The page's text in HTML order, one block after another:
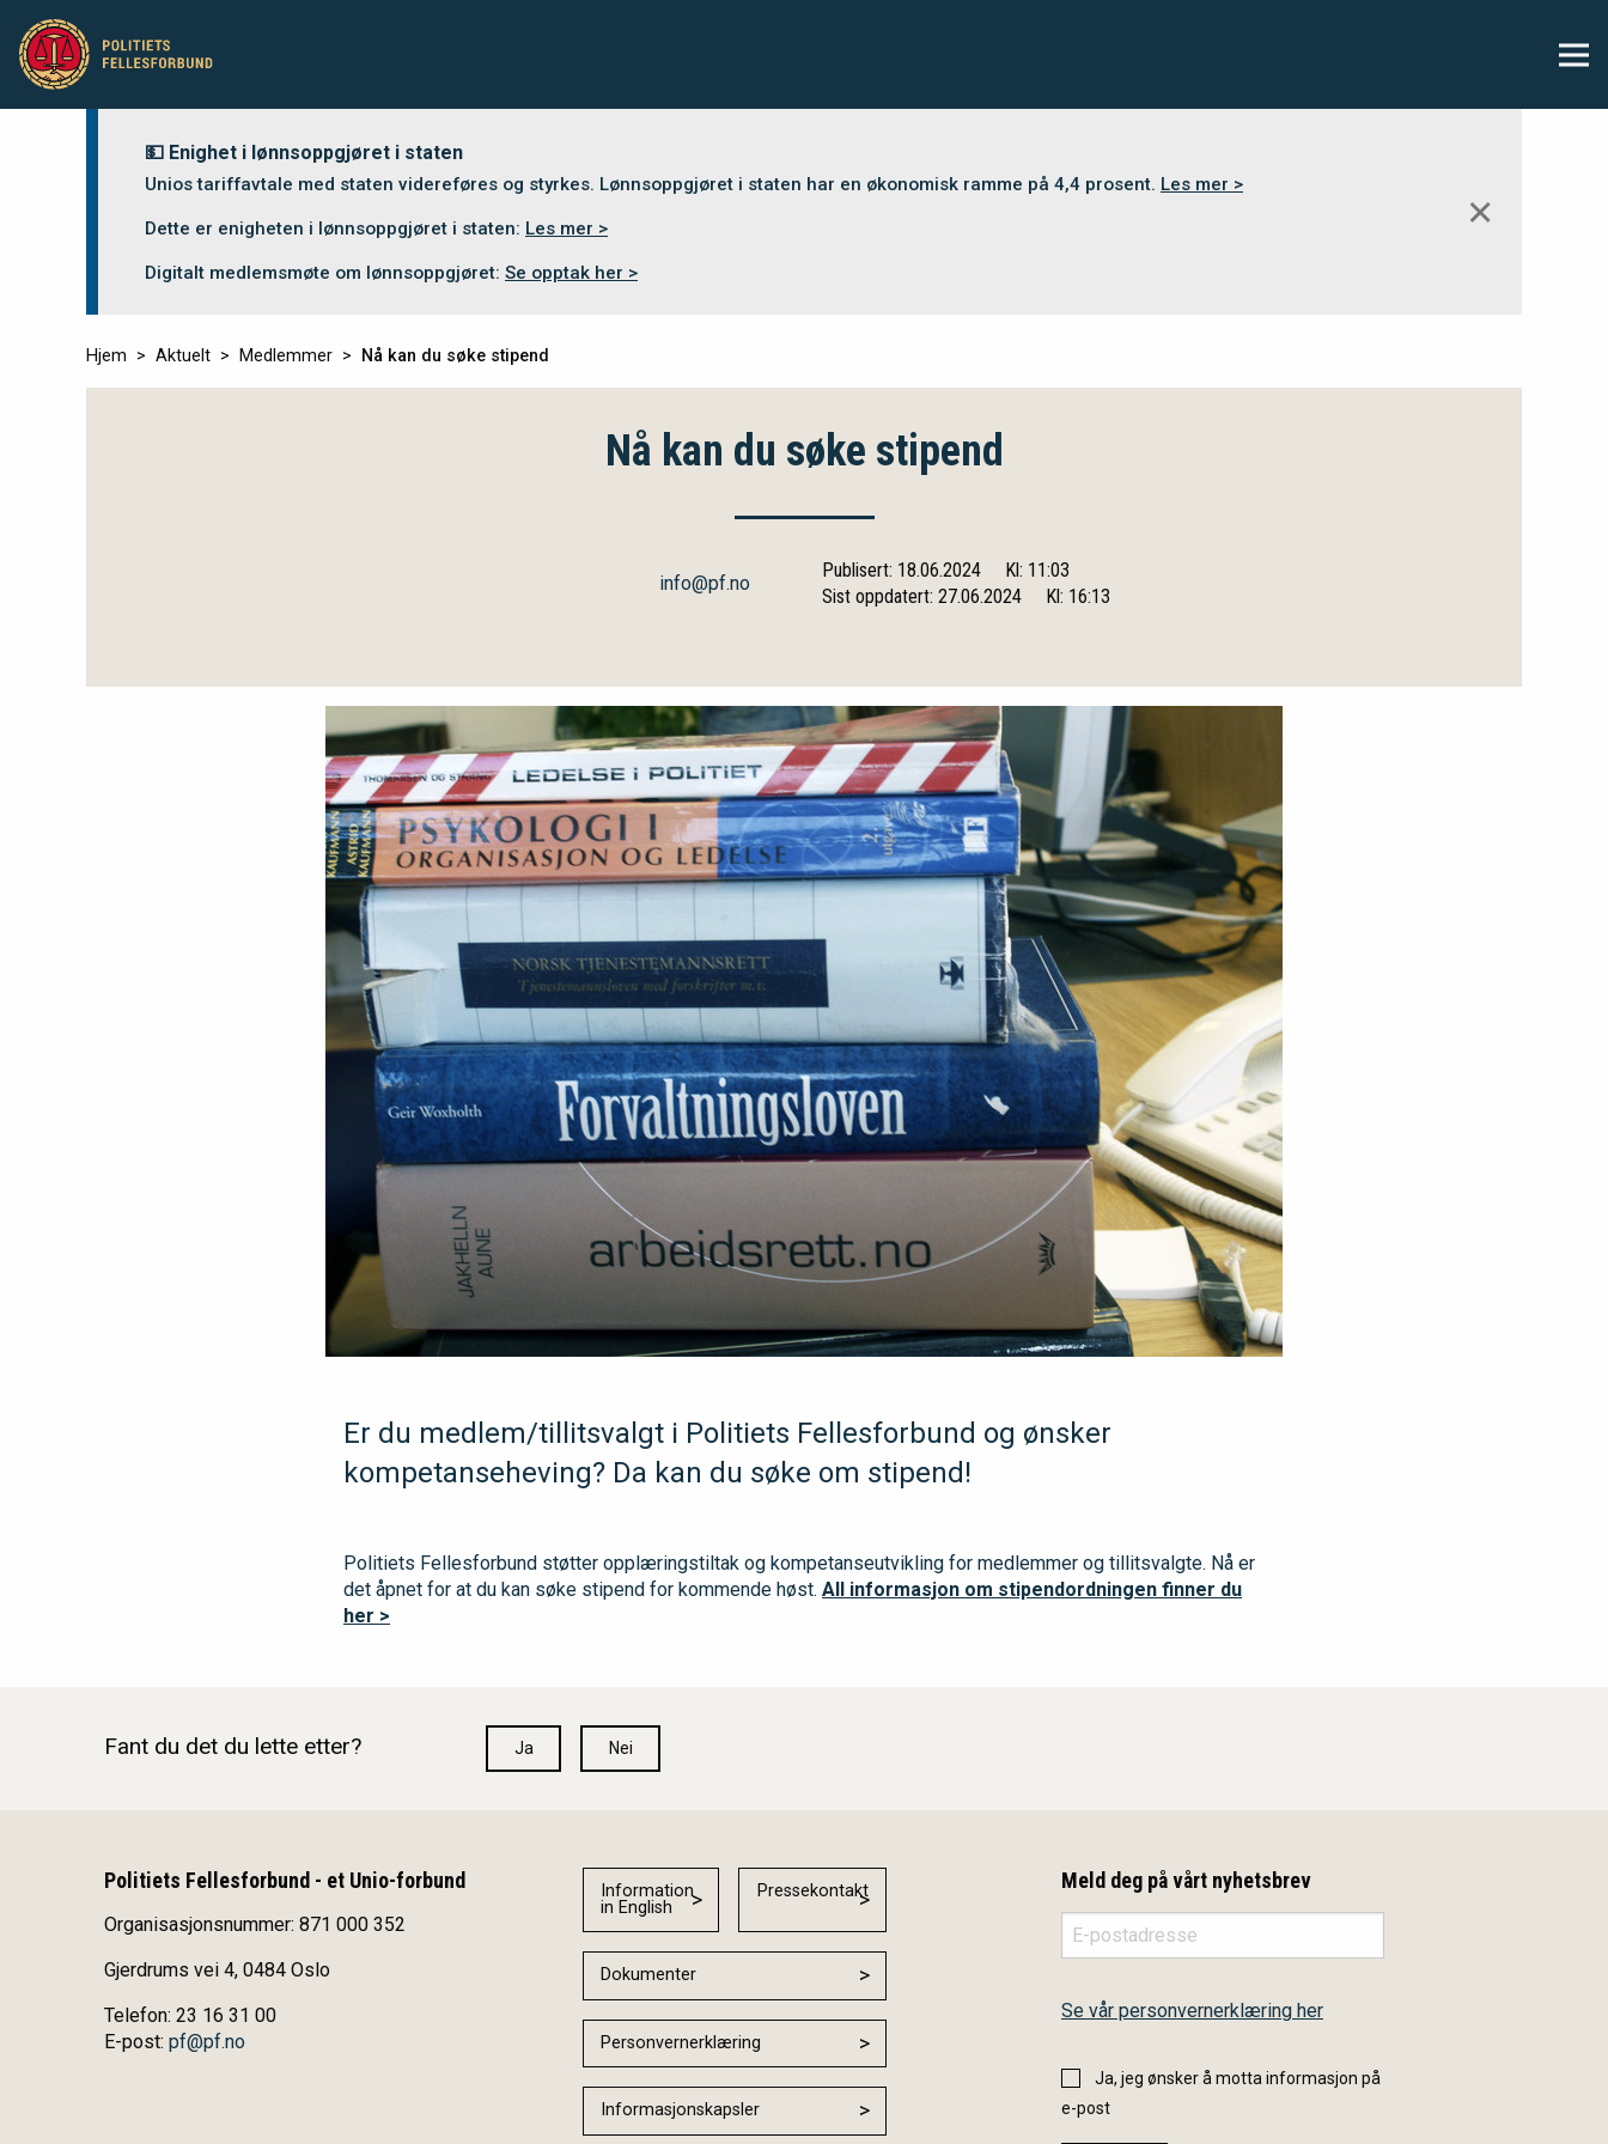
💵 Enighet i lønnsoppgjøret i staten
Unios tariffavtale med staten videreføres og styrkes. Lønnsoppgjøret i staten har en økonomisk ramme på 4,4 prosent. Les mer >
Dette er enigheten i lønnsoppgjøret i staten: Les mer >
Digitalt medlemsmøte om lønnsoppgjøret: Se opptak her >
✕
Hjem Aktuelt Medlemmer Nå kan du søke stipend
Nå kan du søke stipend
info@pf.no
Publisert: 18.06.2024
Kl: 11:03
Sist oppdatert: 27.06.2024
Kl: 16:13
Er du medlem/tillitsvalgt i Politiets Fellesforbund og ønsker
kompetanseheving? Da kan du søke om stipend!
Politiets Fellesforbund støtter opplæringstiltak og kompetanseutvikling for medlemmer og tillitsvalgte. Nå er
det åpnet for at du kan søke stipend for kommende høst. All informasjon om stipendordningen finner du
her >
Fant du det du lette etter? Ja Nei
Politiets Fellesforbund - et Unio-forbund
Organisasjonsnummer: 871 000 352
Gjerdrums vei 4, 0484 Oslo
Telefon: 23 16 31 00
E-post: pf@pf.no
Information
in English
Pressekontakt
Dokumenter
Personvernerklæring
Informasjonskapsler
Meld deg på vårt nyhetsbrev
Se vår personvernerklæring her
Ja, jeg ønsker å motta informasjon på
e-post